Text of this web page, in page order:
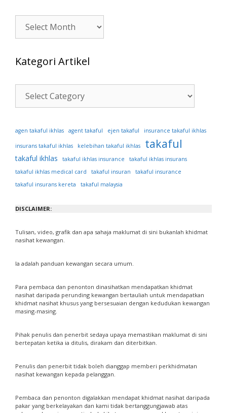
Artikel
Kategori Artikel
Kategori
Artikel
agen takaful ikhlas agent takaful ejen takaful insurance takaful ikhlas
insurans takaful ikhlas kelebihan takaful ikhlas takaful
takaful ikhlas takaful ikhlas insurance
takaful ikhlas insurans
takaful ikhlas medical card
takaful insuran
takaful insurance
takaful insurans kereta
takaful malaysia
DISCLAIMER:
Tulisan, video, grafik dan apa sahaja maklumat di sini bukanlah khidmat
nasihat kewangan.
Ia adalah panduan kewangan secara umum.
Para pembaca dan penonton dinasihatkan mendapatkan khidmat
nasihat daripada perunding kewangan bertauliah untuk mendapatkan
khidmat nasihat khusus yang bersesuaian dengan kedudukan kewangan
masing-masing.
Pihak penulis dan penerbit sedaya upaya memastikan maklumat di sini
bertepatan ketika ia ditulis, dirakam dan diterbitkan.
Penulis dan penerbit tidak boleh dianggap memberi perkhidmatan
nasihat kewangan kepada pelanggan.
Pembaca dan penonton digalakkan mendapat khidmat nasihat daripada
pakar yang berkelayakan dan kami tidak bertanggungjawab atas